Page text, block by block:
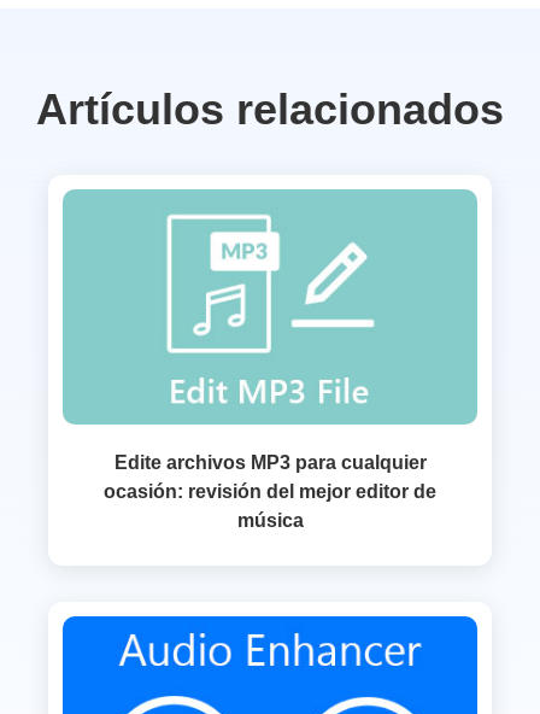
Artículos relacionados
Edite archivos MP3 para cualquier
ocasión: revisión del mejor editor de
música